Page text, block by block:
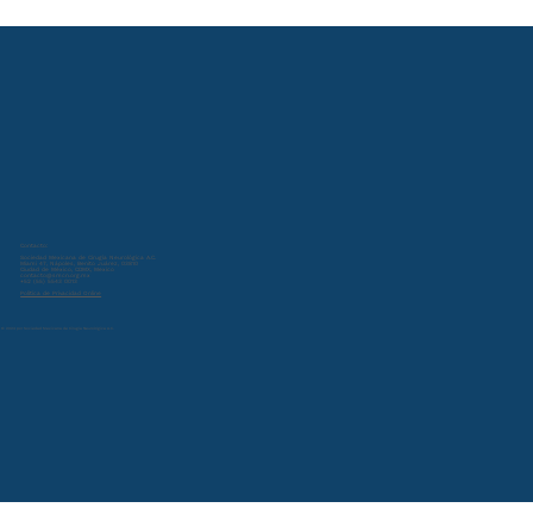
© 2024 por Sociedad Mexicana de Cirugía Neurológica A.C.
Contacto:
Sociedad Mexicana de Cirugía Neurológica A.C.
Miami 47, Nápoles, Benito Juárez, 03810
Ciudad de México, CDMX, Mexico
contacto@smcn.org.mx
+52 (55) 5543 0013
Política de Privacidad Online